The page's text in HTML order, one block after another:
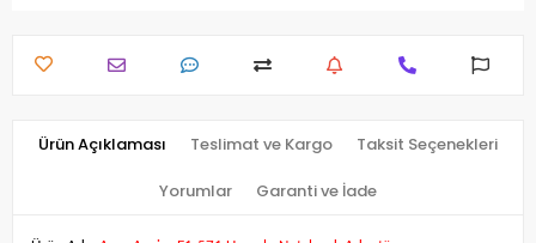
Ürün Açıklaması Teslimat ve Kargo Taksit Seçenekleri
Yorumlar Garanti ve İade